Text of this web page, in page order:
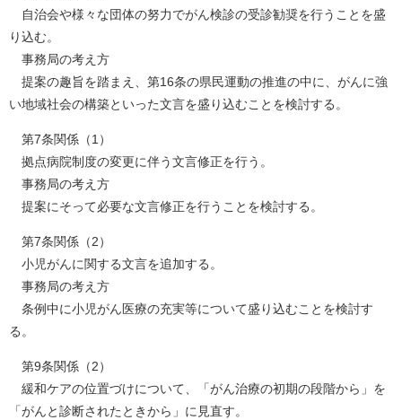
自治会や様々な団体の努力でがん検診の受診勧奨を行うことを盛
り込む。
事務局の考え方
提案の趣旨を踏まえ、第16条の県民運動の推進の中に、がんに強
い地域社会の構築といった文言を盛り込むことを検討する。
第7条関係（1）
拠点病院制度の変更に伴う文言修正を行う。
事務局の考え方
提案にそって必要な文言修正を行うことを検討する。
第7条関係（2）
小児がんに関する文言を追加する。
事務局の考え方
条例中に小児がん医療の充実等について盛り込むことを検討す
る。
第9条関係（2）
緩和ケアの位置づけについて、「がん治療の初期の段階から」を
「がんと診断されたときから」に見直す。